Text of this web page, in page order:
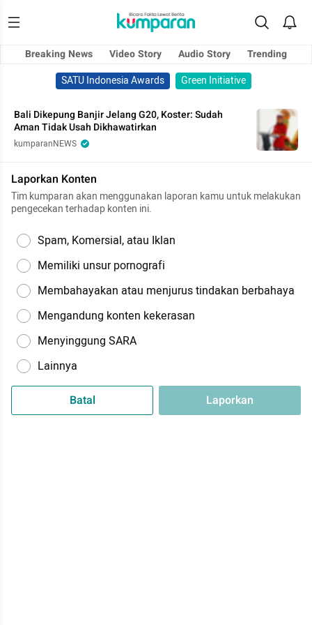
Breaking News Video Story Audio Story
Trending
SATU Indonesia Awards
Green Initiative
Bali Dikepung Banjir Jelang G20, Koster: Sudah
Aman Tidak Usah Dikhawatirkan
kumparanNEWS
Laporkan Konten
Tim kumparan akan menggunakan laporan kamu untuk melakukan
pengecekan terhadap konten ini.
Spam, Komersial, atau Iklan
Memiliki unsur pornografi
Membahayakan atau menjurus tindakan berbahaya
Mengandung konten kekerasan
Menyinggung SARA
Lainnya
Batal Laporkan